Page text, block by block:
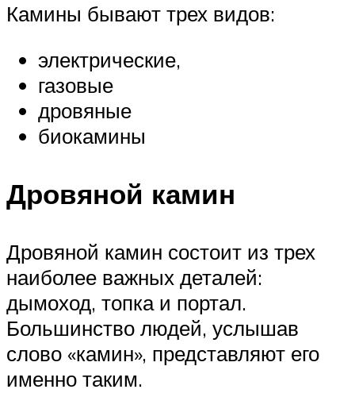
Камины бывают трех видов:
электрические,
газовые
дровяные
биокамины
Дровяной камин
Дровяной камин состоит из трех
наиболее важных деталей:
дымоход, топка и портал.
Большинство людей, услышав
слово «камин», представляют его
именно таким.